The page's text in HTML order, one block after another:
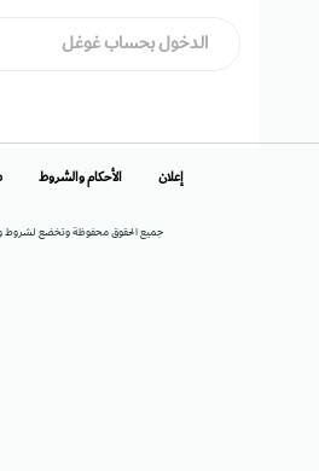
الدخول بحساب غوغل
جميع الحقوق محفوظة وتخضع لشروط
إعلان الأحكام والشروط